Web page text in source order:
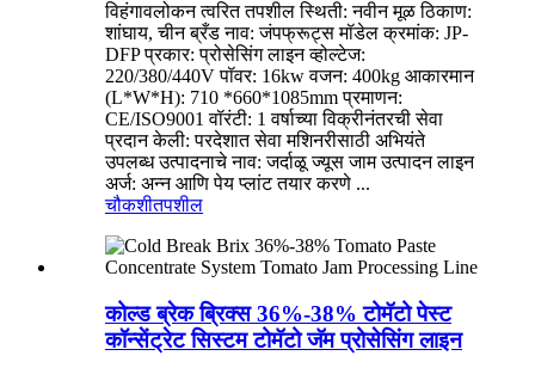
विहंगावलोकन त्वरित तपशील स्थिती: नवीन मूळ ठिकाण:
शांघाय, चीन ब्रँड नाव: जंपफ्रूट्स मॉडेल क्रमांक: JP-
DFP प्रकार: प्रोसेसिंग लाइन व्होल्टेज:
220/380/440V पॉवर: 16kw वजन: 400kg आकारमान
(L*W*H): 710 *660*1085mm प्रमाणन:
CE/ISO9001 वॉरंटी: 1 वर्षाच्या विक्रीनंतरची सेवा
प्रदान केली: परदेशात सेवा मशिनरीसाठी अभियंते
उपलब्ध उत्पादनाचे नाव: जर्दाळू ज्यूस जाम उत्पादन लाइन
अर्ज: अन्न आणि पेय प्लांट तयार करणे ...
चौकशीतपशील
कोल्ड ब्रेक ब्रिक्स 36%-38% टोमॅटो पेस्ट
कॉन्सेंट्रेट सिस्टम टोमॅटो जॅम प्रोसेसिंग लाइन